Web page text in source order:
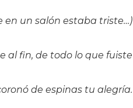
en un salón estaba triste…)
al fin, de todo lo que fuiste
de espinas tu alegría.